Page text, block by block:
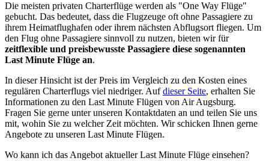
Die meisten privaten Charterflüge werden als "One Way Flüge"
gebucht. Das bedeutet, dass die Flugzeuge oft ohne Passagiere zu
ihrem Heimatflughafen oder ihrem nächsten Abflugsort fliegen. Um
den Flug ohne Passagiere sinnvoll zu nutzen, bieten wir für
zeitflexible und preisbewusste Passagiere diese sogenannten
Last Minute Flüge an.
In dieser Hinsicht ist der Preis im Vergleich zu den Kosten eines
regulären Charterflugs viel niedriger. Aufdieser Seite, erhalten Sie
Informationen zu den Last Minute Flügen von Air Augsburg.
Fragen Sie gerne unter unseren Kontaktdaten an und teilen Sie uns
mit, wohin Sie zu welcher Zeit möchten. Wir schicken Ihnen gerne
Angebote zu unseren Last Minute Flügen.
Wo kann ich das Angebot aktueller Last Minute Flüge einsehen?